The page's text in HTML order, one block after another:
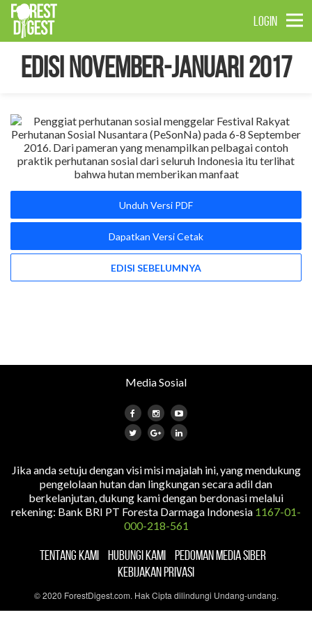
LOGIN
Edisi November-Januari 2017
Unduh Versi PDF
Dapatkan Versi Cetak
EDISI SEBELUMNYA
Media Sosial
Jika anda setuju dengan visi misi majalah ini, yang mendukung
pengelolaan hutan dan lingkungan secara adil dan
berkelanjutan, dukung kami dengan berdonasi melalui
rekening: Bank BRI PT Foresta Darmaga Indonesia 1167-01-
000-218-561
TENTANG KAMI HUBUNGI KAMI
PEDOMAN MEDIA SIBER
KEBIJAKAN PRIVASI
© 2020 ForestDigest.com. Hak Cipta dilindungi Undang-undang.